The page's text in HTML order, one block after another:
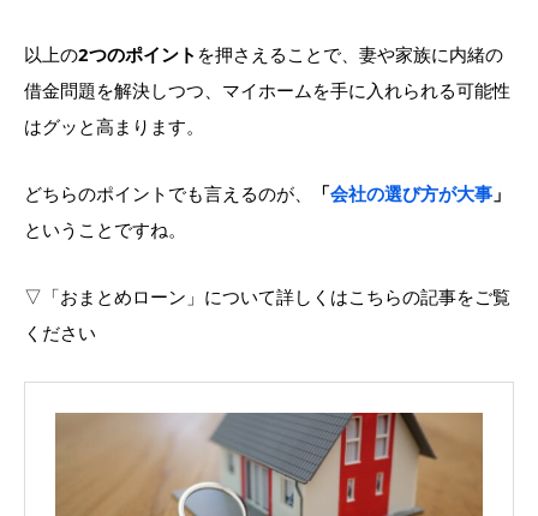
以上の2つのポイント を押さえることで、妻や家族に内緒の
借金問題を解決しつつ、マイホームを手に入れられる可能性
はグッと高まります。
どちらのポイントでも言えるのが、 「会社の選び方が大事 」
ということですね。
▽「おまとめローン」について詳しくはこちらの記事をご覧
ください